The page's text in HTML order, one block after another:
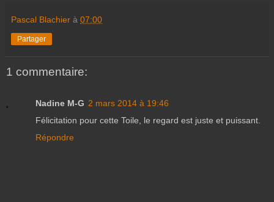
Pascal Blachier à 07:00
Partager
1 commentaire:
Nadine M-G 2 mars 2014 à 19:46
Félicitation pour cette Toile, le regard est juste et puissant.
Répondre